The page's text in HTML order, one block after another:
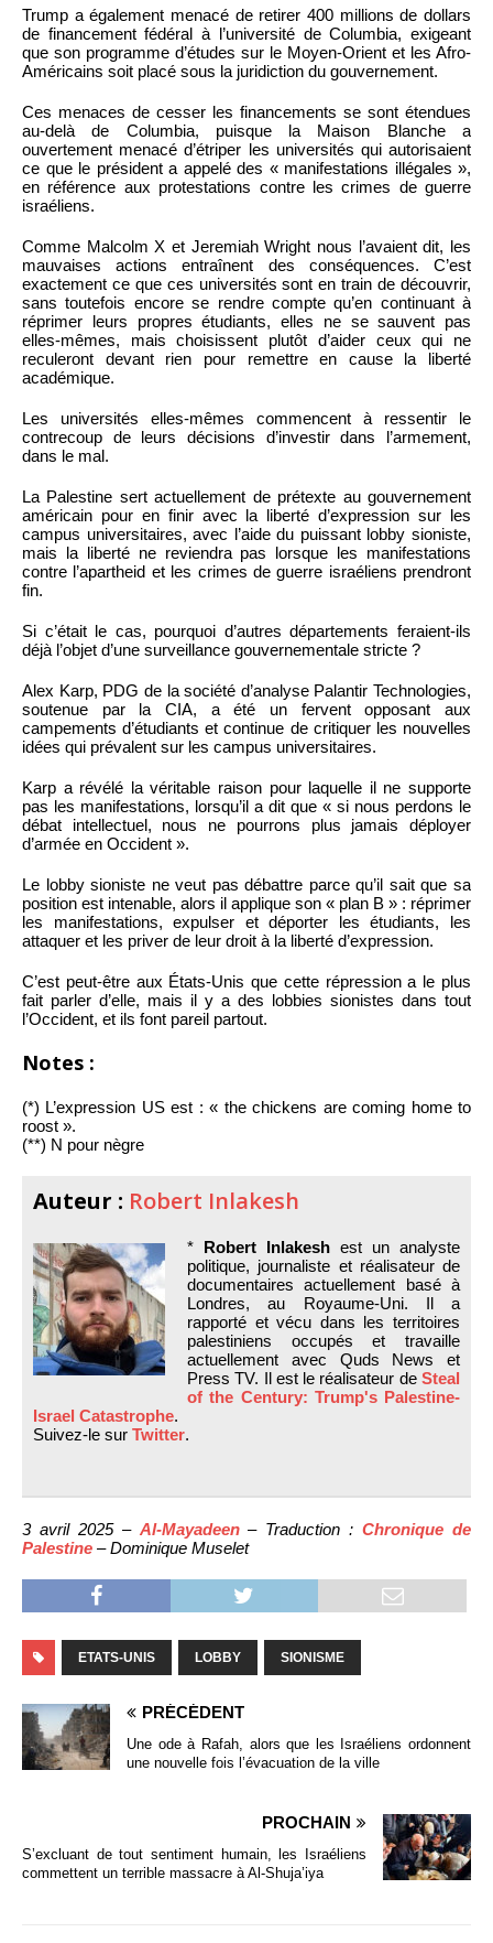
Trump a également menacé de retirer 400 millions de dollars
de financement fédéral à l’université de Columbia, exigeant
que son programme d’études sur le Moyen-Orient et les Afro-
Américains soit placé sous la juridiction du gouvernement.
Ces menaces de cesser les financements se sont étendues
au-delà de Columbia, puisque la Maison Blanche a
ouvertement menacé d’étriper les universités qui autorisaient
ce que le président a appelé des « manifestations illégales »,
en référence aux protestations contre les crimes de guerre
israéliens.
Comme Malcolm X et Jeremiah Wright nous l’avaient dit, les
mauvaises actions entraînent des conséquences. C’est
exactement ce que ces universités sont en train de découvrir,
sans toutefois encore se rendre compte qu’en continuant à
réprimer leurs propres étudiants, elles ne se sauvent pas
elles-mêmes, mais choisissent plutôt d’aider ceux qui ne
reculeront devant rien pour remettre en cause la liberté
académique.
Les universités elles-mêmes commencent à ressentir le
contrecoup de leurs décisions d’investir dans l’armement,
dans le mal.
La Palestine sert actuellement de prétexte au gouvernement
américain pour en finir avec la liberté d’expression sur les
campus universitaires, avec l’aide du puissant lobby sioniste,
mais la liberté ne reviendra pas lorsque les manifestations
contre l’apartheid et les crimes de guerre israéliens prendront
fin.
Si c’était le cas, pourquoi d’autres départements feraient-ils
déjà l’objet d’une surveillance gouvernementale stricte ?
Alex Karp, PDG de la société d’analyse Palantir Technologies,
soutenue par la CIA, a été un fervent opposant aux
campements d’étudiants et continue de critiquer les nouvelles
idées qui prévalent sur les campus universitaires.
Karp a révélé la véritable raison pour laquelle il ne supporte
pas les manifestations, lorsqu’il a dit que « si nous perdons le
débat intellectuel, nous ne pourrons plus jamais déployer
d’armée en Occident ».
Le lobby sioniste ne veut pas débattre parce qu’il sait que sa
position est intenable, alors il applique son « plan B » : réprimer
les manifestations, expulser et déporter les étudiants, les
attaquer et les priver de leur droit à la liberté d’expression.
C’est peut-être aux États-Unis que cette répression a le plus
fait parler d’elle, mais il y a des lobbies sionistes dans tout
l’Occident, et ils font pareil partout.
Notes :
(*) L’expression US est : « the chickens are coming home to
roost ».
(**) N pour nègre
Auteur : Robert Inlakesh
* Robert Inlakesh est un analyste
politique, journaliste et réalisateur de
documentaires actuellement basé à
Londres, au Royaume-Uni. Il a
rapporté et vécu dans les territoires
palestiniens occupés et travaille
actuellement avec Quds News et
Press TV. Il est le réalisateur de Steal
of the Century: Trump's Palestine-
Israel Catastrophe.
Suivez-le sur Twitter.
3 avril 2025 – Al-Mayadeen– Traduction :Chronique de
Palestine – Dominique Muselet
ETATS-UNIS LOBBY SIONISME
PRÉCÉDENT
Une ode à Rafah, alors que les Israéliens ordonnent
une nouvelle fois l’évacuation de la ville
PROCHAIN
S’excluant de tout sentiment humain, les Israéliens
commettent un terrible massacre à Al-Shuja’iya